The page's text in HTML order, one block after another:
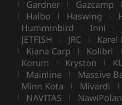
| Gardner | Gazcamp |
| Haibo | Haswing |
Humminbird | Inni |
JETFISH | JRC | Karel
| Kiana Carp | Kolibri |
Korum | Kryston |
| Mainline | Massive
Minn Kota | Mivardi |
| NAVITAS |